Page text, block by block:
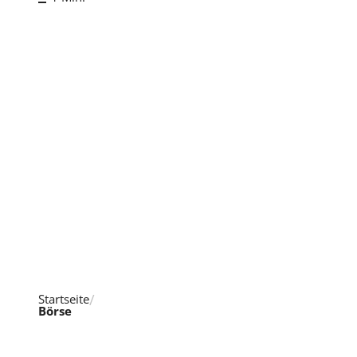
Startseite
Börse